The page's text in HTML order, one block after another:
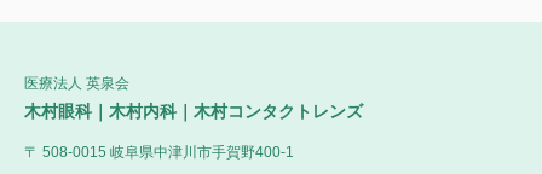
医療法人 英泉会
木村眼科｜木村内科｜木村コンタクトレンズ
〒 508-0015 岐阜県中津川市手賀野400-1